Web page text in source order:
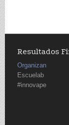
Resultados
Organizan
Escuelab
#innovape